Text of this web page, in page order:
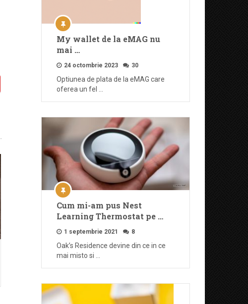
My wallet de la eMAG nu
mai …
24 octombrie 2023 30
Optiunea de plata de la eMAG care
oferea un fel …
Cum mi-am pus Nest
Learning Thermostat pe …
1 septembrie 2021 8
Oak’s Residence devine din ce in ce
mai misto si …